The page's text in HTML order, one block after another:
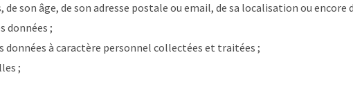
son âge, de son adresse postale ou email, de sa localisation ou
données ;
à caractère personnel collectées et traitées ;
;